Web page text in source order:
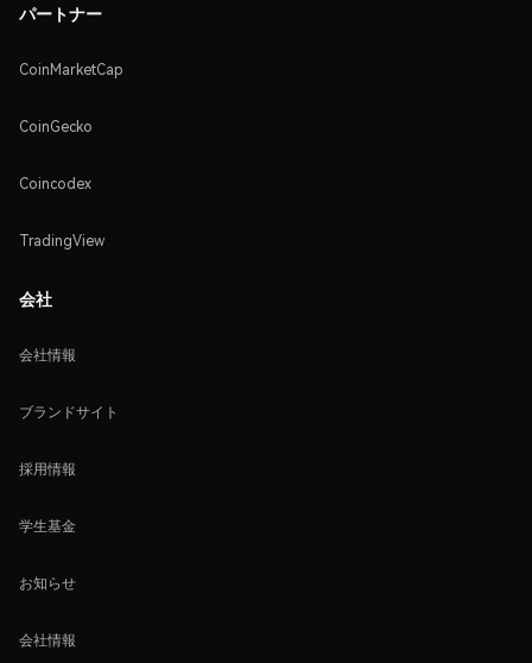
パートナー
CoinMarketCap
CoinGecko
Coincodex
TradingView
会社
会社情報
ブランドサイト
採用情報
学生基金
お知らせ
会社情報